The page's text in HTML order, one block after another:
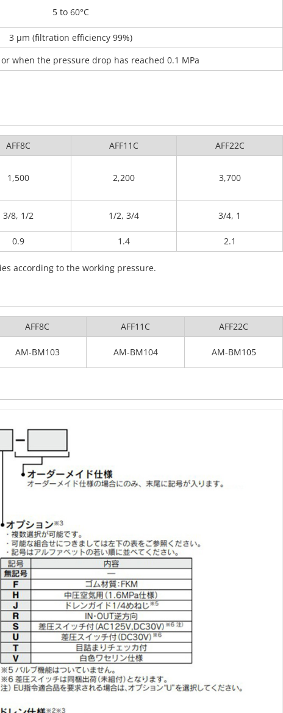
5 to 60°C
3 μm (filtration efficiency 99%)
or when the pressure drop has reached 0.1 MPa
AFF8C AFF11C
AFF22C
1,500 2,200 3,700
3/8, 1/2 1/2, 3/4 3/4, 1
0.9 1.4 2.1
according to the working pressure.
AFF8C AFF11C
AFF22C
AM-BM103 AM-BM104 AM-BM105